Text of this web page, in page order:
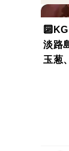
淡路
玉葱